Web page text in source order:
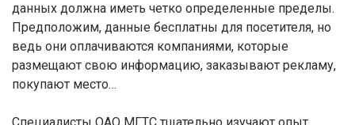
данных должна иметь четко определенные пределы.
Предположим, данные бесплатны для посетителя, но
ведь они оплачиваются компаниями, которые
размещают свою информацию, заказывают рекламу,
покупают место…